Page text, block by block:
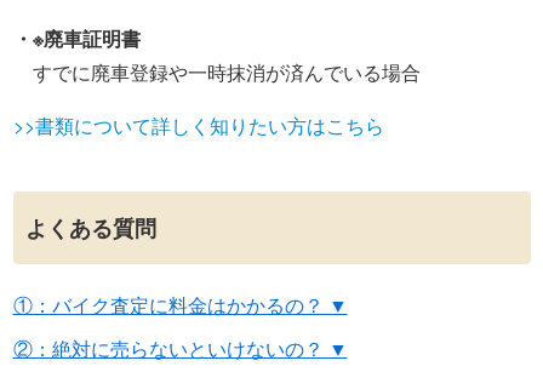
・※廃車証明書
すでに廃車登録や一時抹消が済んでいる場合
>>書類について詳しく知りたい方はこちら
よくある質問
①：バイク査定に料金はかかるの？ ▼
②：絶対に売らないといけないの？ ▼